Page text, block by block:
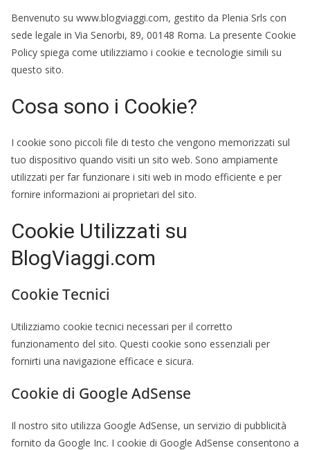
Benvenuto su www.blogviaggi.com, gestito da Plenia Srls con
sede legale in Via Senorbi, 89, 00148 Roma. La presente Cookie
Policy spiega come utilizziamo i cookie e tecnologie simili su
questo sito.
Cosa sono i Cookie?
I cookie sono piccoli file di testo che vengono memorizzati sul
tuo dispositivo quando visiti un sito web. Sono ampiamente
utilizzati per far funzionare i siti web in modo efficiente e per
fornire informazioni ai proprietari del sito.
Cookie Utilizzati su
BlogViaggi.com
Cookie Tecnici
Utilizziamo cookie tecnici necessari per il corretto
funzionamento del sito. Questi cookie sono essenziali per
fornirti una navigazione efficace e sicura.
Cookie di Google AdSense
Il nostro sito utilizza Google AdSense, un servizio di pubblicità
fornito da Google Inc. I cookie di Google AdSense consentono a